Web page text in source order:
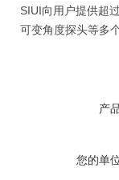
SIUI向用户提供超
可变角度探头等多
产
您的单